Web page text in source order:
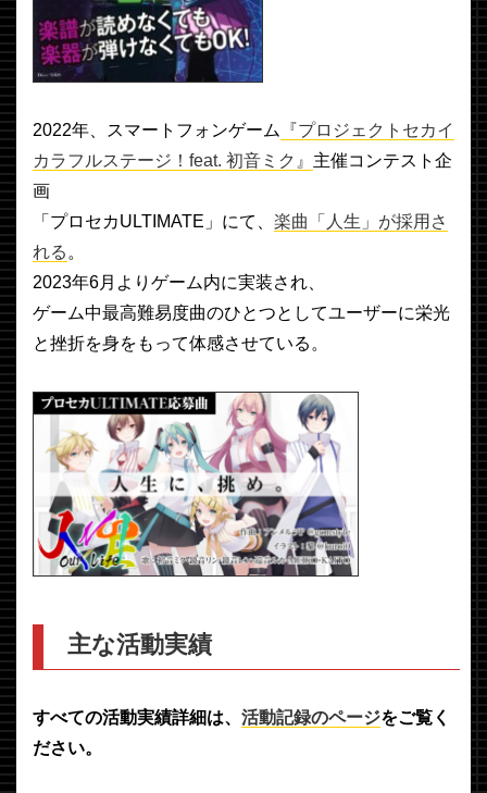
2022年、スマートフォンゲーム
『プロジェクトセカイ
カラフルステージ！feat. 初音ミク』 主催コンテスト企
画
「プロセカULTIMATE」にて、 楽曲「人生」が採用さ
れる 。
2023年6月よりゲーム内に実装され、
ゲーム中最高難易度曲のひとつとしてユーザーに栄光
と挫折を身をもって体感させている。
主な活動実績
すべての活動実績詳細は、 活動記録のページをご覧く
ださい。